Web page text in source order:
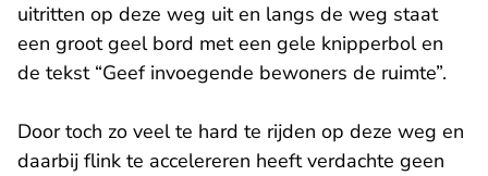
uitritten op deze weg uit en langs de weg staat
een groot geel bord met een gele knipperbol en
de tekst “Geef invoegende bewoners de ruimte”.
Door toch zo veel te hard te rijden op deze weg en
daarbij flink te accelereren heeft verdachte geen